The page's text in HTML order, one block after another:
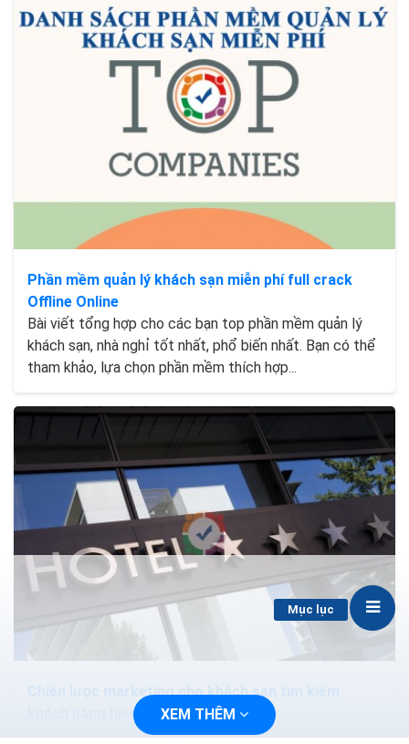
Mục lục
Phần mềm quản lý khách sạn miễn phí full crack
Offline Online
Bài viết tổng hợp cho các bạn top phần mềm quản lý
khách sạn, nhà nghỉ tốt nhất, phổ biến nhất. Bạn có thể
tham khảo, lựa chọn phần mềm thích hợp...
Chiến lược marketing cho khách sạn tìm kiếm
khách hàng hiệu quả 100%
Trong ngành công nghiệp khách sạn, cạnh tranh là một
XEM THÊM